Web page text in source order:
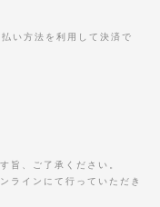
い方法を利用して決済で
旨、ご了承ください。
ラインにて行っていただき